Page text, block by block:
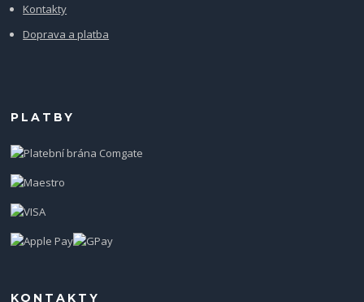
Kontakty
Doprava a platba
PLATBY
KONTAKTY